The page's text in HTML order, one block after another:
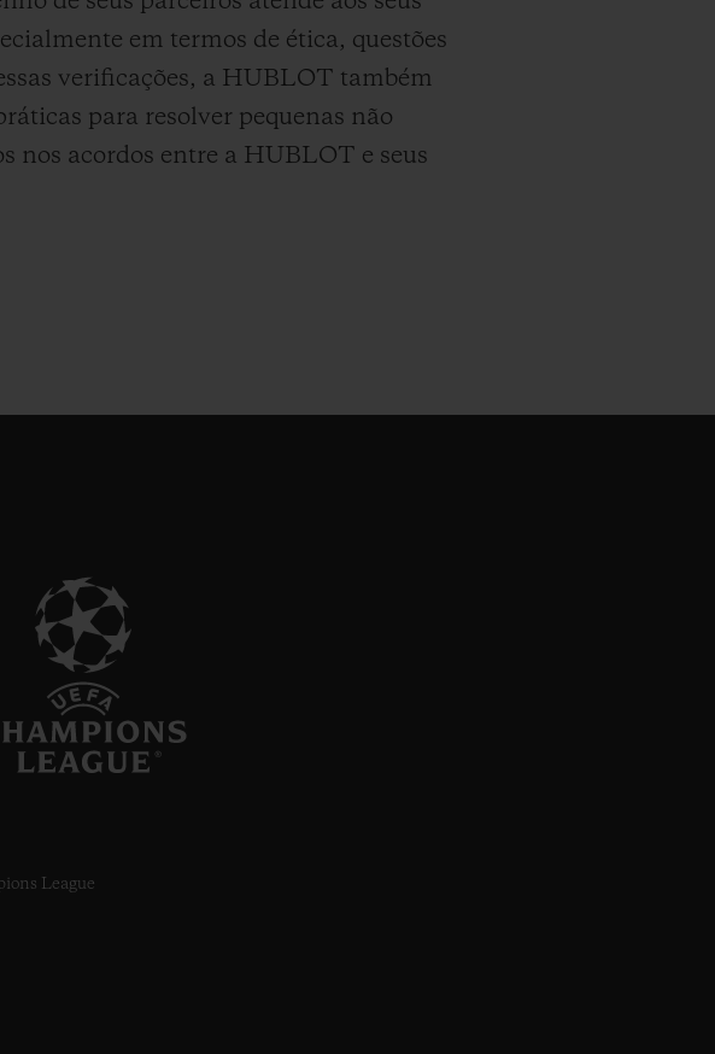
em termos de ética, questões
verificações, a HUBLOT também
para resolver pequenas não
nos acordos entre a HUBLOT e seus
League